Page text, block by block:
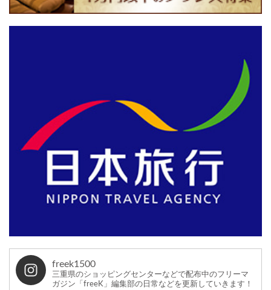
freek1500
三重県のショッピングセンターなどで配布中のフリーマ
ガジン「freeK」編集部の日常などを更新していきます！